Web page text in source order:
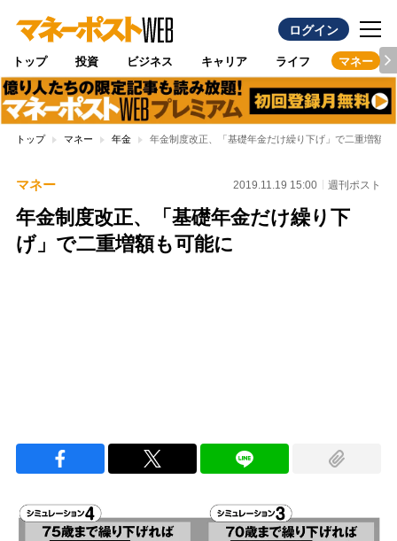
ログイン
トップ 投資 ビジネス キャリア ライフ マネー
トップ マネー 年金 年金制度改正、「基礎年金だけ繰り下げ」で二重増額も
マネー 2019.11.19 15:00 週刊ポスト
年金制度改正、「基礎年金だけ繰り下
げ」で二重増額も可能に